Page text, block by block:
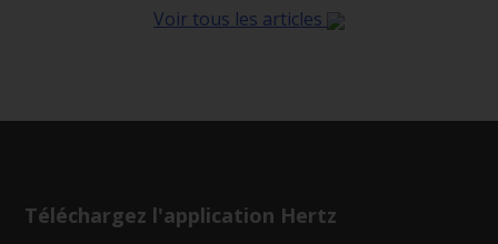
Voir tous les articles
Téléchargez l'application Hertz